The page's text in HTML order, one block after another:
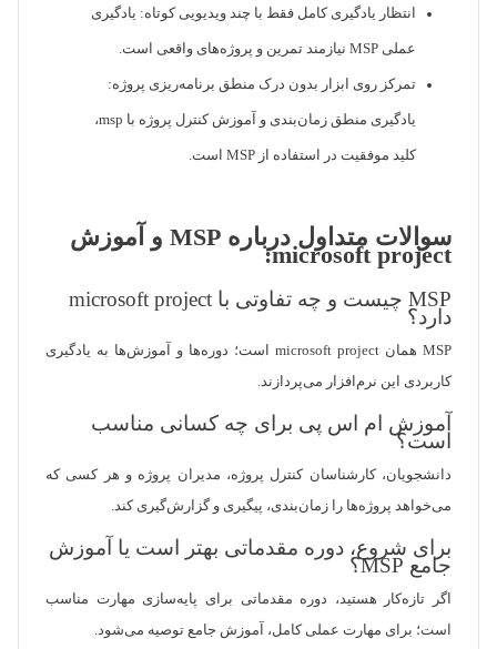
انتظار یادگیری کامل فقط با چند ویدیویی کوتاه: یادگیری
عملی MSP نیازمند تمرین و پروژه‌های واقعی است.
تمرکز روی ابزار بدون درک منطق برنامه‌ریزی پروژه:
یادگیری منطق زمان‌بندی و آموزش کنترل پروژه با msp،
کلید موفقیت در استفاده از MSP است.
سوالات متداول درباره MSP و آموزش
microsoft project:
MSP چیست و چه تفاوتی با microsoft project
دارد؟
MSP همان microsoft project است؛ دوره‌ها و آموزش‌ها به یادگیری
کاربردی این نرم‌افزار می‌پردازند.
آموزش ام اس پی برای چه کسانی مناسب
است؟
دانشجویان، کارشناسان کنترل پروژه، مدیران پروژه و هر کسی که
می‌خواهد پروژه‌ها را زمان‌بندی، پیگیری و گزارش‌گیری کند.
برای شروع، دوره مقدماتی بهتر است یا آموزش
جامع MSP؟
اگر تازه‌کار هستید، دوره مقدماتی برای پایه‌سازی مهارت مناسب
است؛ برای مهارت عملی کامل، آموزش جامع توصیه می‌شود.